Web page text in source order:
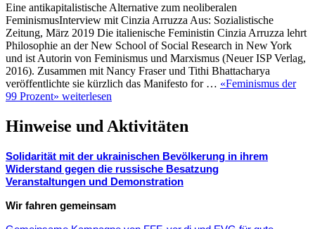
Eine antikapitalistische Alternative zum neoliberalen
FeminismusInterview mit Cinzia Arruzza Aus: Sozialistische
Zeitung, März 2019 Die italienische Feministin ­Cinzia Arruzza lehrt
Philosophie an der New School of Social Research in New York
und ist Autorin von Feminismus und Marxismus (Neuer ISP Verlag,
2016). Zusammen mit Nancy Fraser und Tithi Bhattacharya
veröffentlichte sie kürzlich das Manifesto for … «Feminismus der
99 Prozent» weiterlesen
Hinweise und Aktivitäten
Solidarität mit der ukrainischen Bevölkerung in ihrem
Widerstand gegen die russische Besatzung
Veranstaltungen und Demonstration
Wir fahren gemeinsam